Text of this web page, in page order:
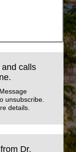
calls
unsubscribe.
details.
Dr.